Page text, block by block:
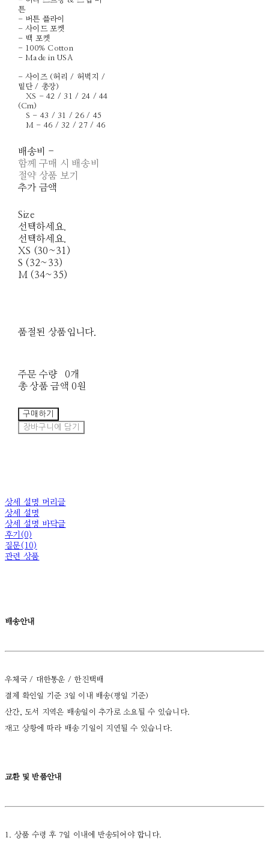
튼
- 버튼 플라이
- 사이드 포켓
- 백 포켓
- 100% Cotton
- Made in USA
- 사이즈 (허리 / 허벅지 /
밑단 / 총장)
XS - 42 / 31 / 24 / 44
(Cm)
S - 43 / 31 / 26 / 45
M - 46 / 32 / 27 / 46
배송비 -
함께 구매 시 배송비
절약 상품 보기
추가 금액
Size
선택하세요.
선택하세요.
XS (30~31)
S (32~33)
M (34~35)
품절된 상품입니다.
주문 수량
0개
총 상품 금액 0원
구매하기
장바구니에 담기
상세 설명 머리글
상세 설명
상세 설명 바닥글
후기(0)
질문(10)
관련 상품
배송안내
우체국 / 대한통운 / 한진택배
결제 확인일 기준 3일 이내 배송(평일 기준)
산간, 도서 지역은 배송일이 추가로 소요될 수 있습니다.
재고 상황에 따라 배송 기일이 지연될 수 있습니다.
교환 및 반품안내
1. 상품 수령 후 7일 이내에 반송되어야 합니다.